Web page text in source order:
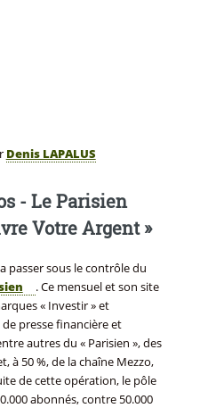
Denis LAPALUS
- Le Parisien
Votre Argent »
passer sous le contrôle du
. Ce mensuel et son site
« Investir » et
presse financière et
autres du « Parisien », des
à 50 %, de la chaîne Mezzo,
de cette opération, le pôle
abonnés, contre 50.000